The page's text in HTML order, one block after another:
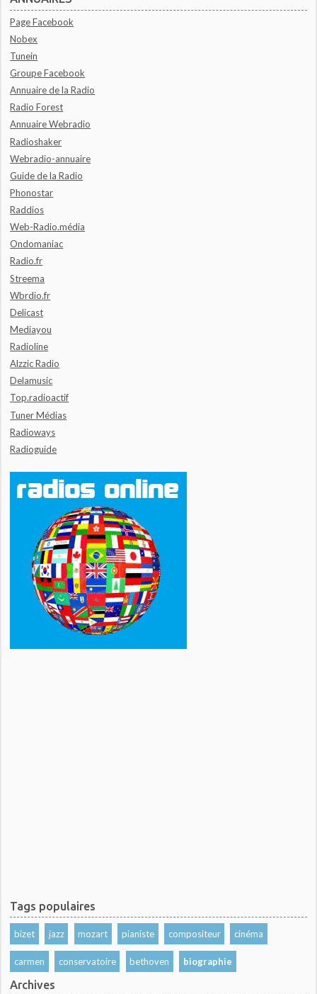
Page Facebook
Nobex
Tunein
Groupe Facebook
Annuaire de la Radio
Radio Forest
Annuaire Webradio
Radioshaker
Webradio-annuaire
Guide de la Radio
Phonostar
Raddios
Web-Radio.média
Ondomaniac
Radio.fr
Streema
Wbrdio.fr
Delicast
Mediayou
Radioline
Alzzic Radio
Delamusic
Top.radioactif
Tuner Médias
Radioways
Radioguide
Tags populaires
bizet jazz mozart pianiste compositeur cinéma
carmen conservatoire bethoven biographie
Archives